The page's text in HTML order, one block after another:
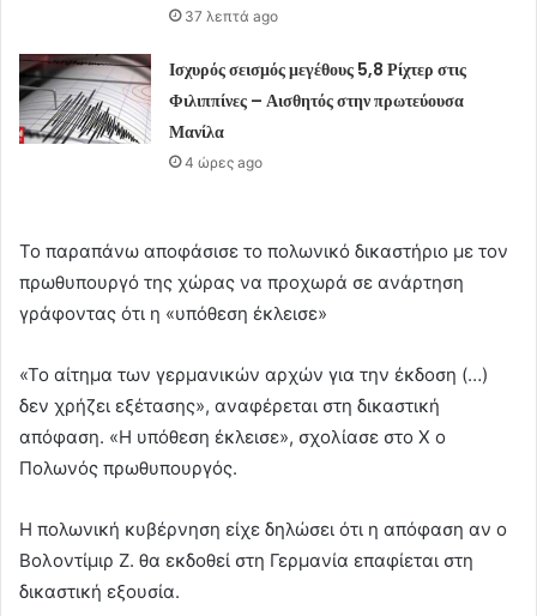
37 λεπτά ago
Ισχυρός σεισμός μεγέθους 5,8 Ρίχτερ στις
Φιλιππίνες – Αισθητός στην πρωτεύουσα
Μανίλα
4 ώρες ago
Το παραπάνω αποφάσισε το πολωνικό δικαστήριο με τον
πρωθυπουργό της χώρας να προχωρά σε ανάρτηση
γράφοντας ότι η «υπόθεση έκλεισε»
«Το αίτημα των γερμανικών αρχών για την έκδοση (…)
δεν χρήζει εξέτασης», αναφέρεται στη δικαστική
απόφαση. «Η υπόθεση έκλεισε», σχολίασε στο Χ ο
Πολωνός πρωθυπουργός.
Η πολωνική κυβέρνηση είχε δηλώσει ότι η απόφαση αν ο
Βολοντίμιρ Ζ. θα εκδοθεί στη Γερμανία επαφίεται στη
δικαστική εξουσία.